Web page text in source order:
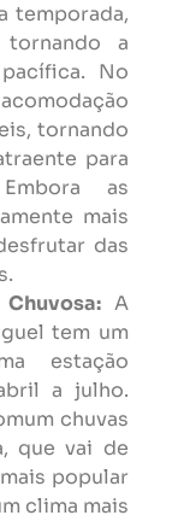
temporada,
tornando a
No
tornando
para
as
mais
das
A
tem um
estação
a julho.
chuvas
que vai de
popular
clima mais